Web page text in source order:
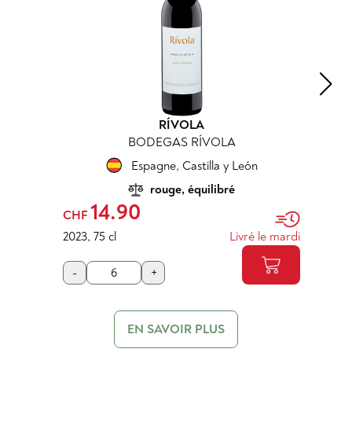
RÍVOLA
BODEGAS RÍVOLA
Espagne, Castilla y León
rouge, équilibré
CHF 14.90
2023, 75 cl Livré le mardi
- +
EN SAVOIR PLUS